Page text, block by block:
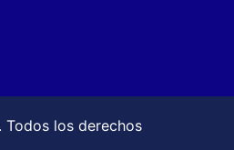
los derechos